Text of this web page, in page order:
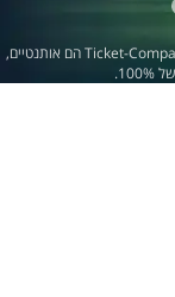
כל הכרטיסים לדרום קוריאה נגד איחוד האמירויות באתר Ticket-Compare.com הם אותנטיים,